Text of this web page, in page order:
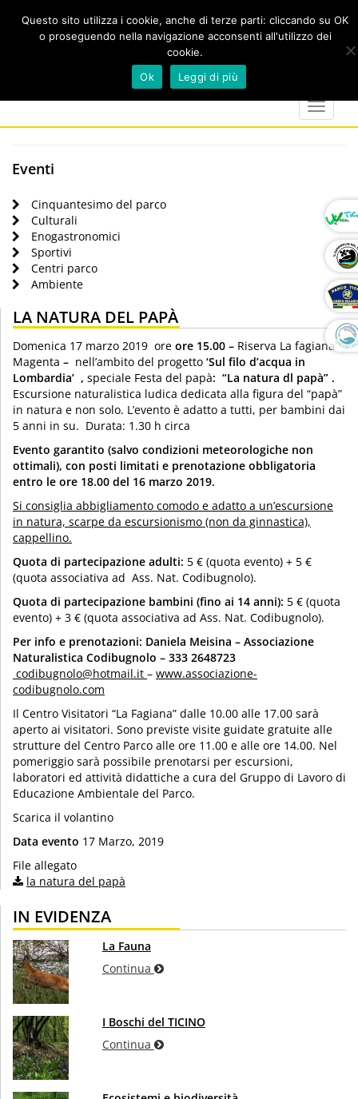
marker
calendar
Toggle
Eventi
Cinquantesimo del parco
Culturali
Enogastronomici
Sportivi
Centri parco
Ambiente
LA NATURA DEL PAPÀ
Domenica 17 marzo 2019 ore ore 15.00 – Riserva La fagiana –
Magenta – nell’ambito del progetto ‘Sul filo d’acqua in
Lombardia’ , speciale Festa del papà: “La natura dl papà” .
Escursione naturalistica ludica dedicata alla figura del “papà”
in natura e non solo. L’evento è adatto a tutti, per bambini dai
5 anni in su. Durata: 1.30 h circa
Evento garantito (salvo condizioni meteorologiche non
ottimali), con posti limitati e prenotazione obbligatoria
entro le ore 18.00 del 16 marzo 2019.
Si consiglia abbigliamento comodo e adatto a un’escursione
in natura, scarpe da escursionismo (non da ginnastica),
cappellino.
Quota di partecipazione adulti: 5 € (quota evento) + 5 €
(quota associativa ad Ass. Nat. Codibugnolo).
Quota di partecipazione bambini (fino ai 14 anni): 5 € (quota
evento) + 3 € (quota associativa ad Ass. Nat. Codibugnolo).
Per info e prenotazioni: Daniela Meisina – Associazione
Naturalistica Codibugnolo – 333 2648723
codibugnolo@hotmail.it – www.associazione-
codibugnolo.com
Il Centro Visitatori “La Fagiana” dalle 10.00 alle 17.00 sarà
aperto ai visitatori. Sono previste visite guidate gratuite alle
strutture del Centro Parco alle ore 11.00 e alle ore 14.00. Nel
pomeriggio sarà possibile prenotarsi per escursioni,
laboratori ed attività didattiche a cura del Gruppo di Lavoro di
Educazione Ambientale del Parco.
Scarica il volantino
Data evento 17 Marzo, 2019
File allegato
la natura del papà
IN EVIDENZA
La Fauna
Continua
I Boschi del TICINO
Continua
Questo sito utilizza i cookie, anche di terze parti: cliccando su OK
o proseguendo nella navigazione acconsenti all'utilizzo dei
cookie.
Ok
Leggi di più